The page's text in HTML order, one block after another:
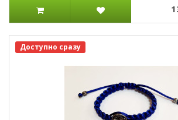
Доступно сразу